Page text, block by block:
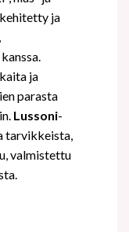
ja
ja
parasta
Lussoni-
tarvikkeista,
valmistettu